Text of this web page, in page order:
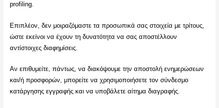
profiling.
Επιπλέον, δεν μοιραζόμαστε τα προσωπικά σας στοιχεία με τρίτους,
ώστε εκείνοι να έχουν τη δυνατότητα να σας αποστέλλουν
αντίστοιχες διαφημίσεις.
Αν επιθυμείτε, πάντως, να διακόψουμε την αποστολή ενημερώσεων
και/ή προσφορών, μπορείτε να χρησιμοποιήσετε τον σύνδεσμο
κατάργησης εγγραφής και να υποβάλετε αίτημα διαγραφής.